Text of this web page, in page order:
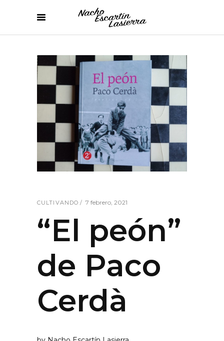
CULTIVANDO 7 febrero, 2021
“El peón”
de Paco
Cerdà